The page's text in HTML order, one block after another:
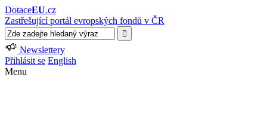
DotaceEU.cz
Zastřešující portál evropských fondů v ČR
Newslettery
Přihlásit se English
Menu